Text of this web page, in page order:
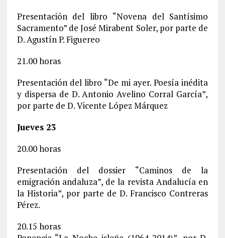
Presentación del libro “Novena del Santísimo
Sacramento” de José Mirabent Soler, por parte de
D. Agustín P. Figuereo
21.00 horas
Presentación del libro “De mi ayer. Poesía inédita
y dispersa de D. Antonio Avelino Corral García”,
por parte de D. Vicente López Márquez
Jueves 23
20.00 horas
Presentación del dossier “Caminos de la
emigración andaluza”, de la revista Andalucía en
la Historia”, por parte de D. Francisco Contreras
Pérez.
20.15 horas